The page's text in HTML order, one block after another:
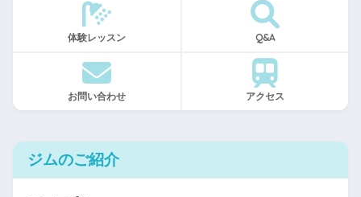
体験レッスン Q&A
お問い合わせ アクセス
ジムのご紹介